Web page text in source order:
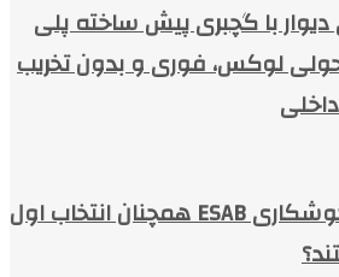
دیوار با گچبری پیش ساخته پلی
لوکس، فوری و بدون تخریب
چرا محصولات جوشکاری ESAB همچنان انتخاب اول